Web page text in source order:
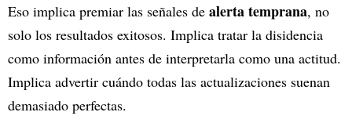
Eso implica premiar las señales de alerta temprana, no
solo los resultados exitosos. Implica tratar la disidencia
como información antes de interpretarla como una actitud.
Implica advertir cuándo todas las actualizaciones suenan
demasiado perfectas.